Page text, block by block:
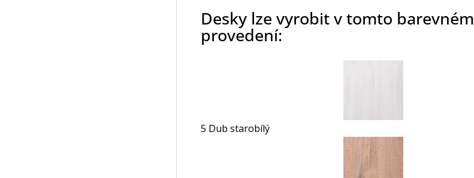
Desky lze vyrobit v tomto barevném
provedení:
5 Dub starobílý